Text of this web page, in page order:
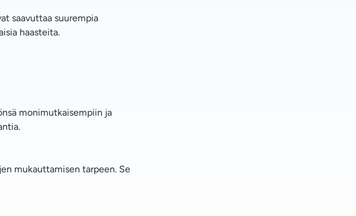
saavuttaa suurempia
haasteita.
monimutkaisempiin ja
mukauttamisen tarpeen. Se